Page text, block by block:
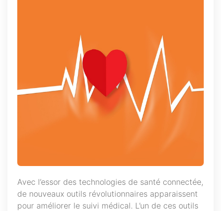
Avec l’essor des technologies de santé connectée,
de nouveaux outils révolutionnaires apparaissent
pour améliorer le suivi médical. L’un de ces outils